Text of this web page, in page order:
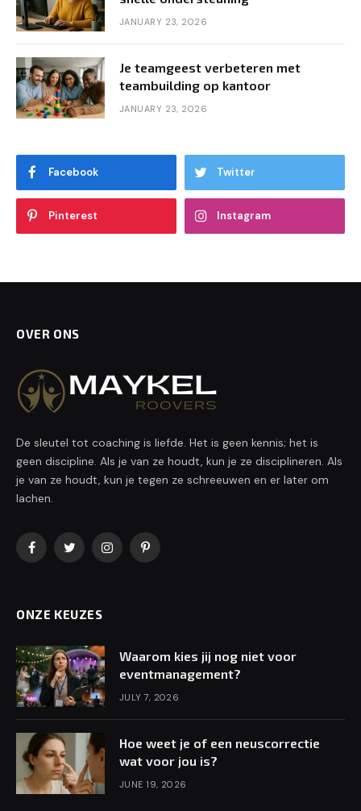
JANUARY 23, 2026
Je teamgeest verbeteren met
teambuilding op kantoor
JANUARY 23, 2026
Facebook Twitter
Pinterest Instagram
OVER ONS
De sleutel tot coaching is liefde. Het is geen kennis; het is
geen discipline. Als je van ze houdt, kun je ze disciplineren. Als
je van ze houdt, kun je tegen ze schreeuwen en er later om
lachen.
FacebookTwitterInstagramPinterest
ONZE KEUZES
Waarom kies jij nog niet voor
eventmanagement?
JULY 7, 2026
Hoe weet je of een neuscorrectie
wat voor jou is?
JUNE 19, 2026